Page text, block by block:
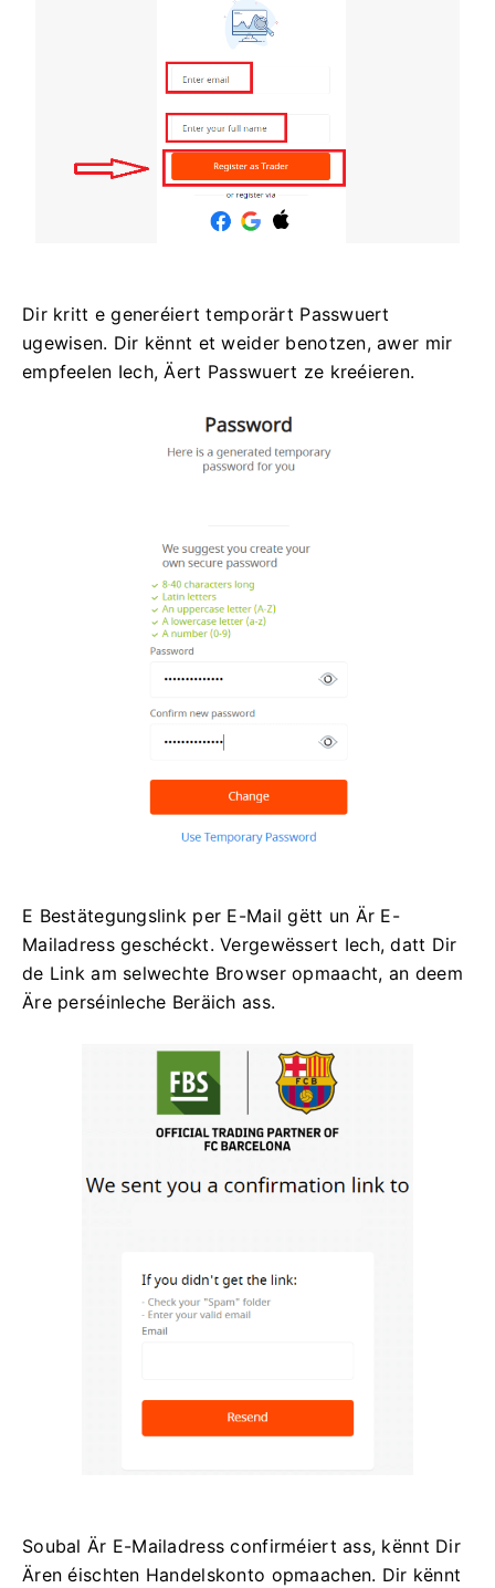
Dir kritt e generéiert temporärt Passwuert
ugewisen. Dir kënnt et weider benotzen, awer mir
empfeelen Iech, Äert Passwuert ze kreéieren.
E Bestätegungslink per E-Mail gëtt un Är E-
Mailadress geschéckt. Vergewëssert Iech, datt Dir
de Link am selwechte Browser opmaacht, an deem
Äre perséinleche Beräich ass.
Soubal Är E-Mailadress confirméiert ass, kënnt Dir
Ären éischten Handelskonto opmaachen. Dir kënnt